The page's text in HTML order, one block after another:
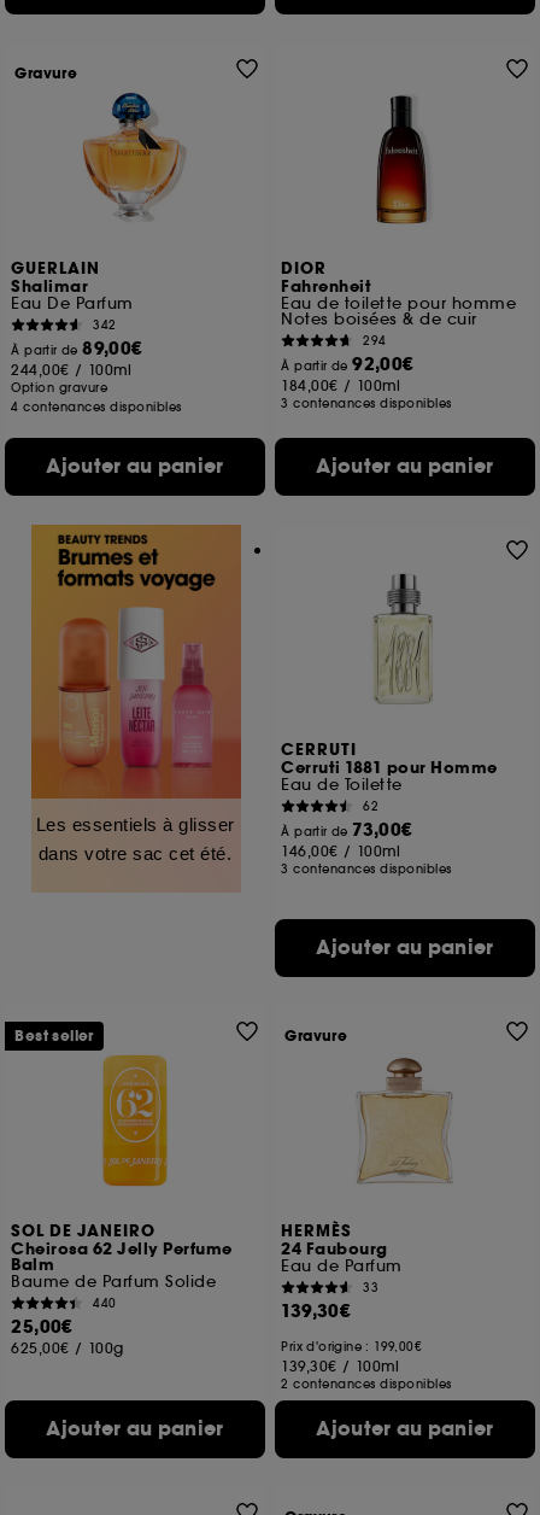
GUERLAIN
Shalimar
Eau De Parfum
342
À partir de89,00€
244,00€ / 100ml
Option gravure
4 contenances disponibles
Ajouter au panier
Gravure
DIOR
Fahrenheit
Eau de toilette pour homme
Notes boisées & de cuir
294
À partir de92,00€
184,00€ / 100ml
3 contenances disponibles
Ajouter au panier
Les essentiels à glisser
dans votre sac cet été.
CERRUTI
Cerruti 1881 pour Homme
Eau de Toilette
62
À partir de 73,00€
146,00€ / 100ml
3 contenances disponibles
Ajouter au panier
SOL DE JANEIRO
Cheirosa 62 Jelly Perfume
Balm
Baume de Parfum Solide
440
25,00€
625,00€ / 100g
Ajouter au panier
Best seller
HERMÈS
24 Faubourg
Eau de Parfum
33
139,30€
Prix d'origine : 199,00€
139,30€ / 100ml
2 contenances disponibles
Ajouter au panier
Gravure